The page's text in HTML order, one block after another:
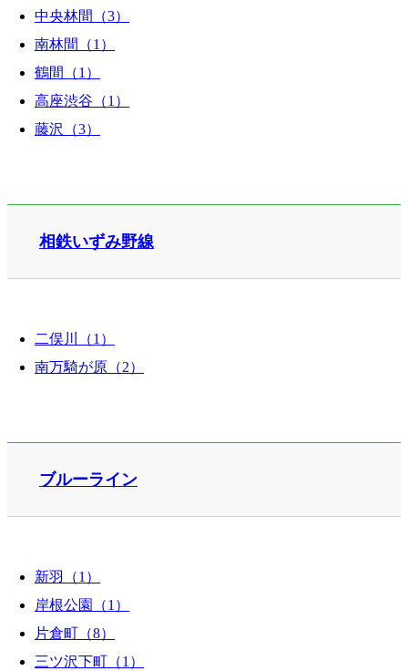
中央林間（3）
南林間（1）
鶴間（1）
高座渋谷（1）
藤沢（3）
相鉄いずみ野線
二俣川（1）
南万騎が原（2）
ブルーライン
新羽（1）
岸根公園（1）
片倉町（8）
三ツ沢下町（1）